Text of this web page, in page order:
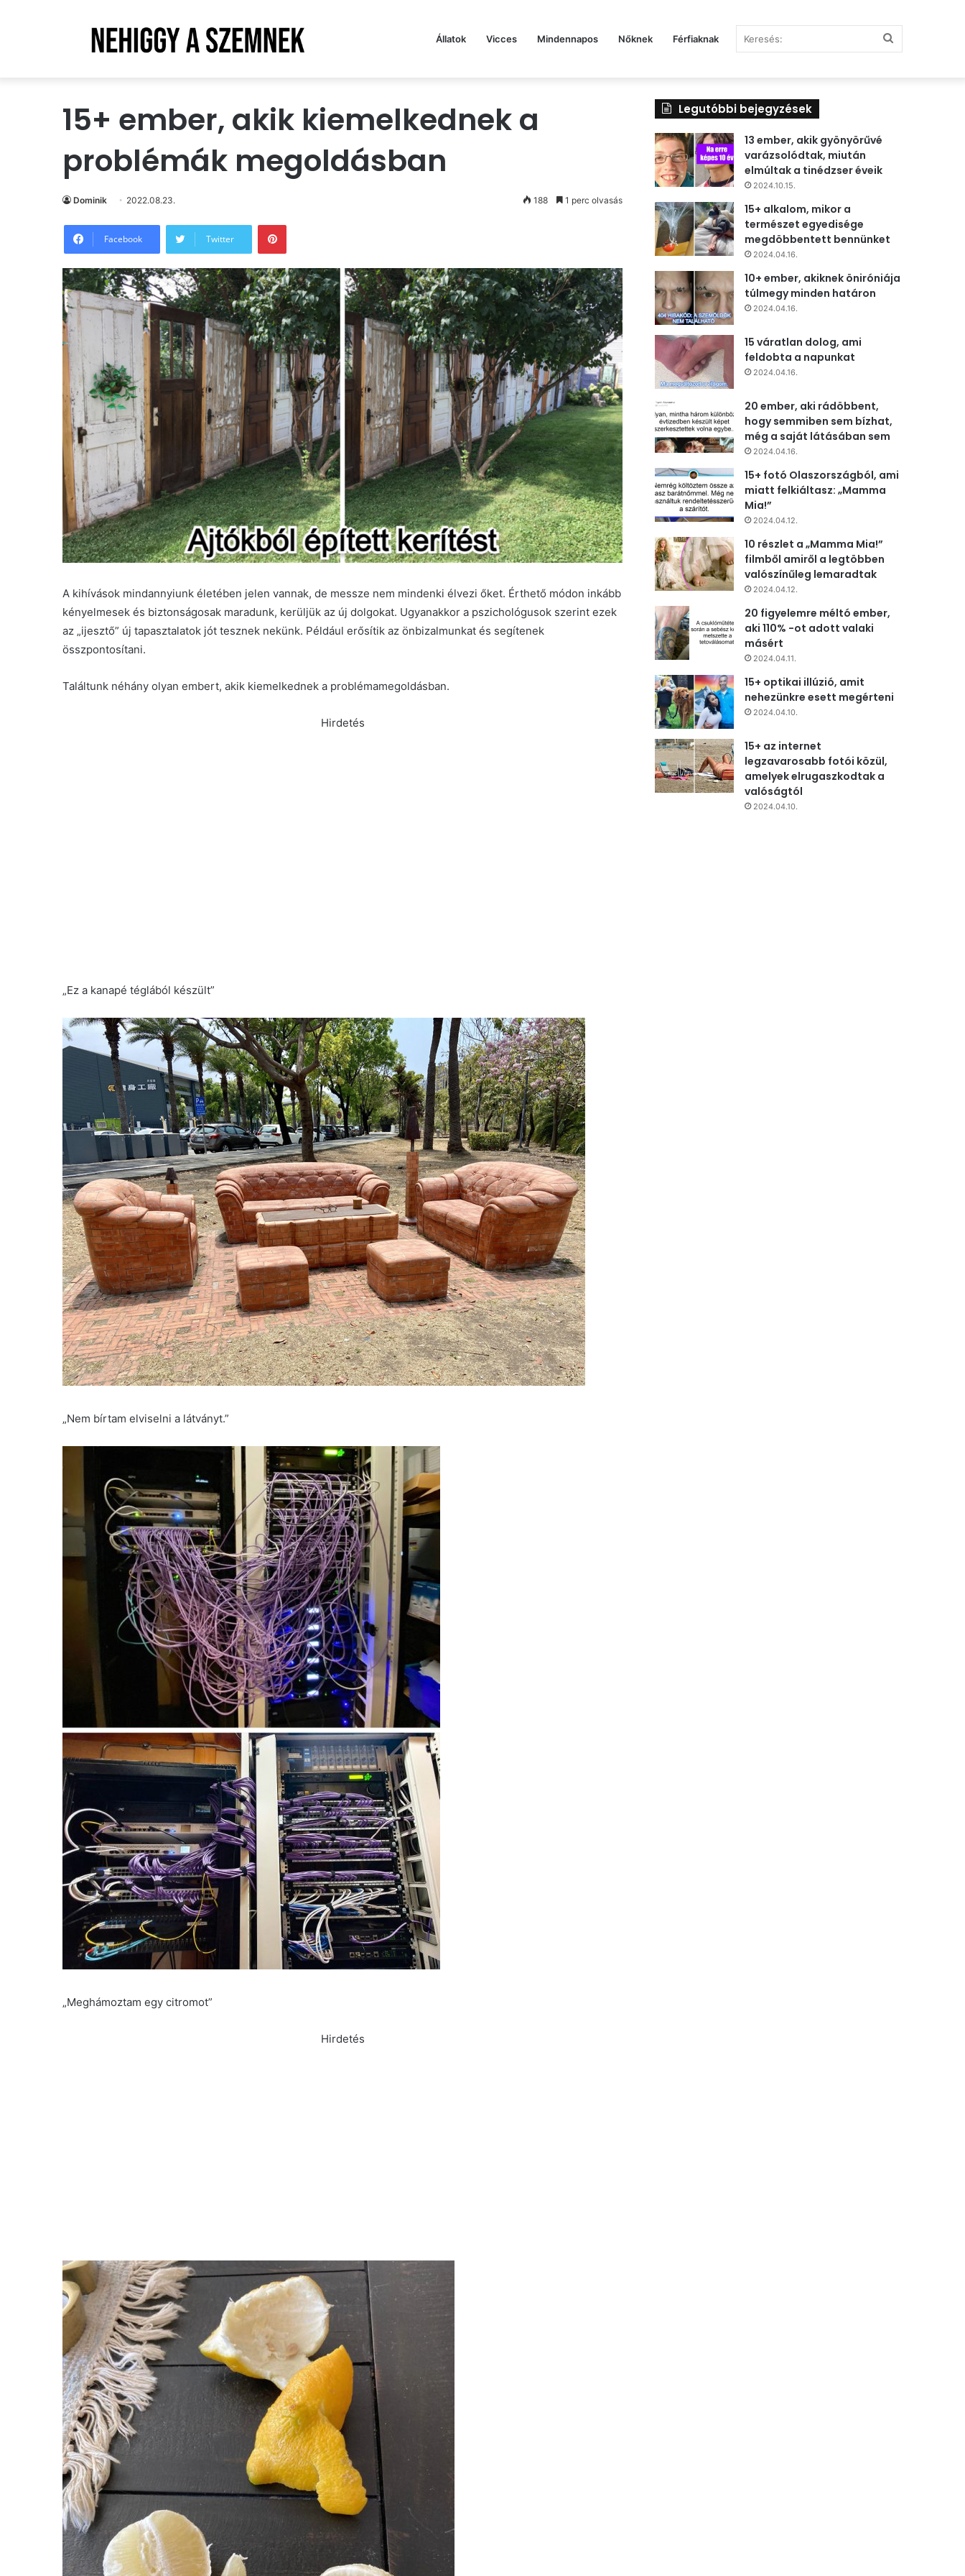
Állatok Vicces Mindennapos Nőknek Férfiaknak
15+ ember, akik kiemelkednek a
problémák megoldásban
Dominik 2022.08.23. 188 1 perc olvasás
Facebook Twitter
Pinterest
A kihívások mindannyiunk életében jelen vannak, de messze nem mindenki élvezi őket. Érthető módon inkább
kényelmesek és biztonságosak maradunk, kerüljük az új dolgokat. Ugyanakkor a pszichológusok szerint ezek
az „ijesztő” új tapasztalatok jót tesznek nekünk. Például erősítik az önbizalmunkat és segítenek
összpontosítani.
Találtunk néhány olyan embert, akik kiemelkednek a problémamegoldásban.
Hirdetés
„Ez a kanapé téglából készült”
„Nem bírtam elviselni a látványt.”
„Meghámoztam egy citromot”
Hirdetés
Legutóbbi bejegyzések
13 ember, akik gyönyörűvé
varázsolódtak, miután
elmúltak a tinédzser éveik
2024.10.15.
15+ alkalom, mikor a
természet egyedisége
megdöbbentett bennünket
2024.04.16.
10+ ember, akiknek öniróniája
túlmegy minden határon
2024.04.16.
15 váratlan dolog, ami
feldobta a napunkat
2024.04.16.
20 ember, aki rádöbbent,
hogy semmiben sem bízhat,
még a saját látásában sem
2024.04.16.
15+ fotó Olaszországból, ami
miatt felkiáltasz: „Mamma
Mia!”
2024.04.12.
10 részlet a „Mamma Mia!”
filmből amiről a legtöbben
valószínűleg lemaradtak
2024.04.12.
20 figyelemre méltó ember,
aki 110% -ot adott valaki
másért
2024.04.11.
15+ optikai illúzió, amit
nehezünkre esett megérteni
2024.04.10.
15+ az internet
legzavarosabb fotói közül,
amelyek elrugaszkodtak a
valóságtól
2024.04.10.